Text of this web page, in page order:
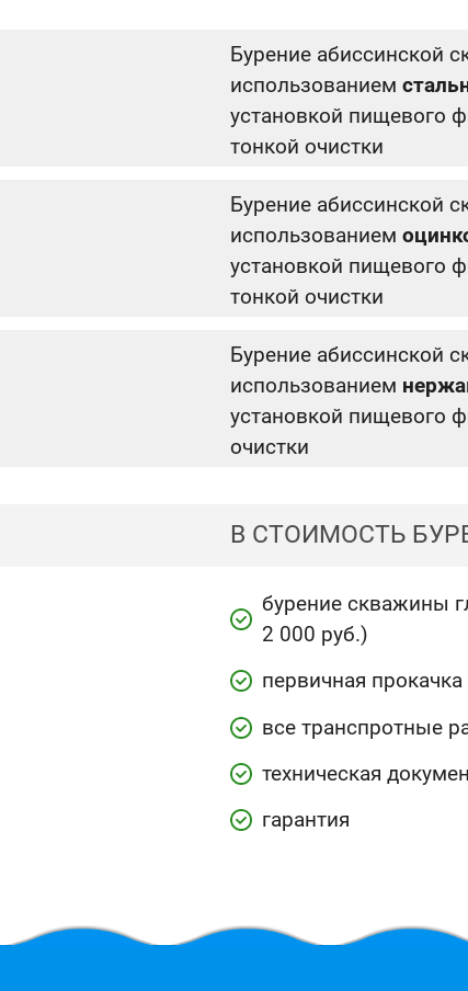
Бурение абиссинской
использованием
установкой пищевого
тонкой очистки
Бурение абиссинской
использованием
установкой пищевого
тонкой очистки
Бурение абиссинской
использованием
установкой пищевого
очистки
В СТОИМОСТЬ
бурение скважины
2 000 руб.)
первичная
все транспротные
техническая
гарантия